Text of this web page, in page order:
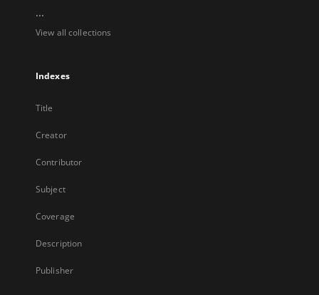
...
View all collections
Indexes
Title
Creator
Contributor
Subject
Coverage
Description
Publisher